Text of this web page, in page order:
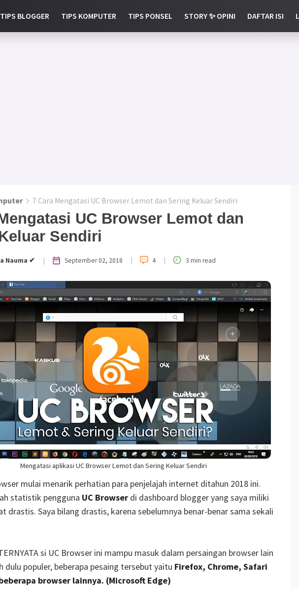
TIPS BLOGGER TIPS KOMPUTER TIPS PONSEL STORY ✨ OPINI DAFTAR ISI
7 Cara Mengatasi UC Browser Lemot dan Sering Keluar Sendiri
UC Browser Lemot dan
Sendiri
Nauma ✔ | September 02, 2018 | 4 | 3 min read
Mengatasi aplikasi UC Browser Lemot dan Sering Keluar Sendiri
mulai menarik perhatian para penjelajah internet ditahun 2018 ini.
statistik pengguna UC Browser di dashboard blogger yang saya miliki
drastis. Saya bilang drastis, karena sebelumnya benar-benar sama sekali
si UC Browser ini mampu masuk dalam persaingan browser lain
dulu populer, beberapa pesaing tersebut yaitu Firefox, Chrome, Safari
browser lainnya. (Microsoft Edge)